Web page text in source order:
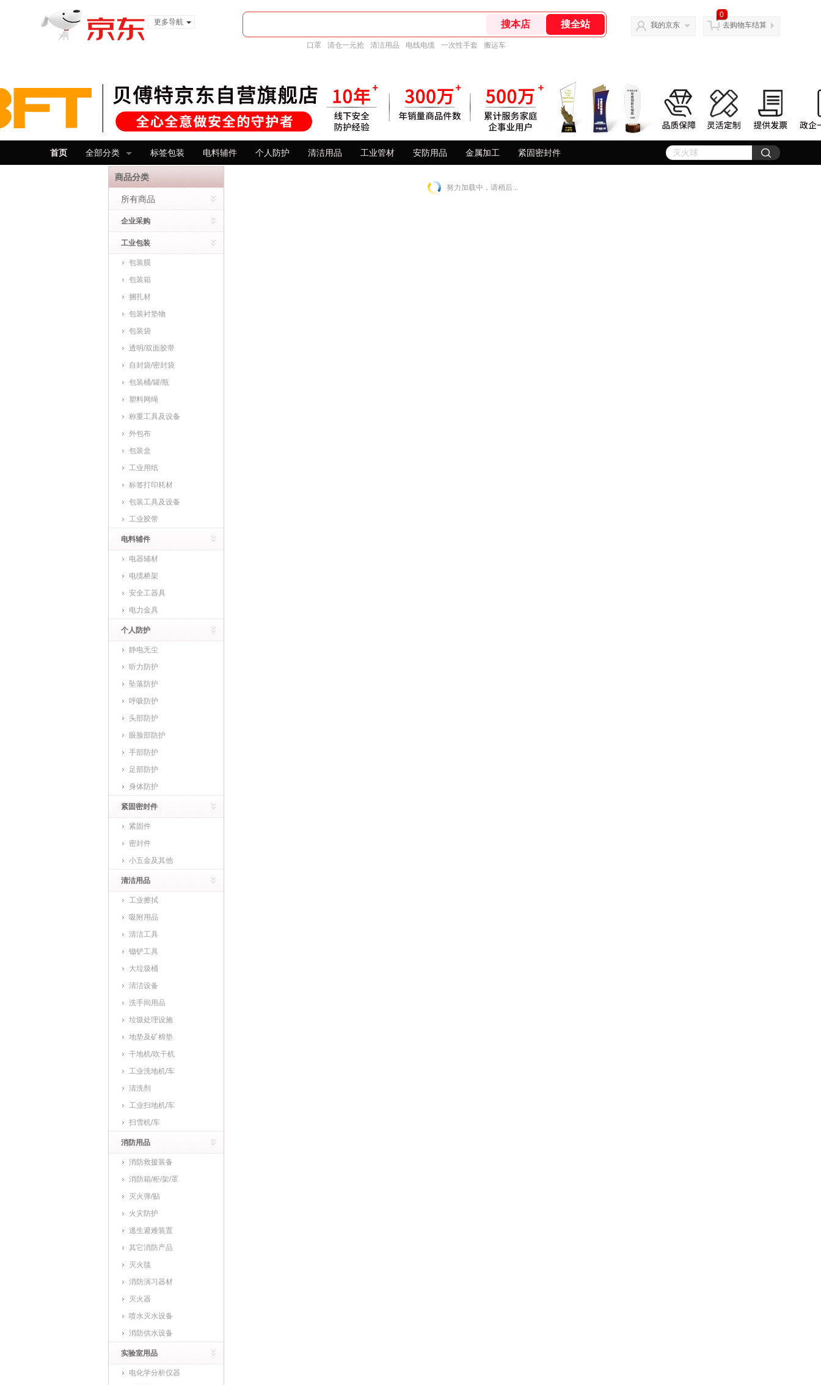
更多导航
口罩 清仓一元抢 清洁用品 电线电缆 一次性手套 搬运车
我的京东
0
去购物车结算
首页 全部分类 标签包装 电料辅件 个人防护 清洁用品 工业管材 安防用品 金属加工 紧固密封件
商品分类
所有商品
企业采购
工业包装
包装膜
包装箱
捆扎材
包装衬垫物
包装袋
透明/双面胶带
自封袋/密封袋
包装桶/罐/瓶
塑料网绳
称重工具及设备
外包布
包装盒
工业用纸
标签打印耗材
包装工具及设备
工业胶带
电料辅件
电器辅材
电缆桥架
安全工器具
电力金具
个人防护
静电无尘
听力防护
坠落防护
呼吸防护
头部防护
眼脸部防护
手部防护
足部防护
身体防护
紧固密封件
紧固件
密封件
小五金及其他
清洁用品
工业擦拭
吸附用品
清洁工具
锄铲工具
大垃圾桶
清洁设备
洗手间用品
垃圾处理设施
地垫及矿棉垫
干地机/吹干机
工业洗地机/车
清洗剂
工业扫地机/车
扫雪机/车
消防用品
消防救援装备
消防箱/柜/架/罩
灭火弹/贴
火灾防护
逃生避难装置
其它消防产品
灭火毯
消防演习器材
灭火器
喷水灭水设备
消防供水设备
实验室用品
电化学分析仪器
努力加载中，请稍后...